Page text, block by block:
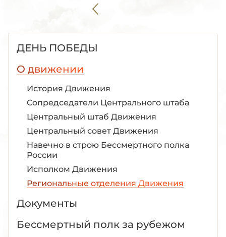
ДЕНЬ ПОБЕДЫ
О движении
История Движения
Сопредседатели Центрального штаба
Центральный штаб Движения
Центральный совет Движения
Навечно в строю Бессмертного полка
России
Исполком Движения
Региональные отделения Движения
Документы
Бессмертный полк за рубежом